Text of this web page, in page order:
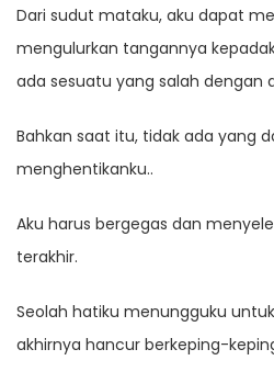
Dari sudut mataku, aku dapat
mengulurkan tangannya
ada sesuatu yang salah dengan
Bahkan saat itu, tidak ada yang
menghentikanku..
Aku harus bergegas dan
terakhir.
Seolah hatiku menungguku
akhirnya hancur berkeping-